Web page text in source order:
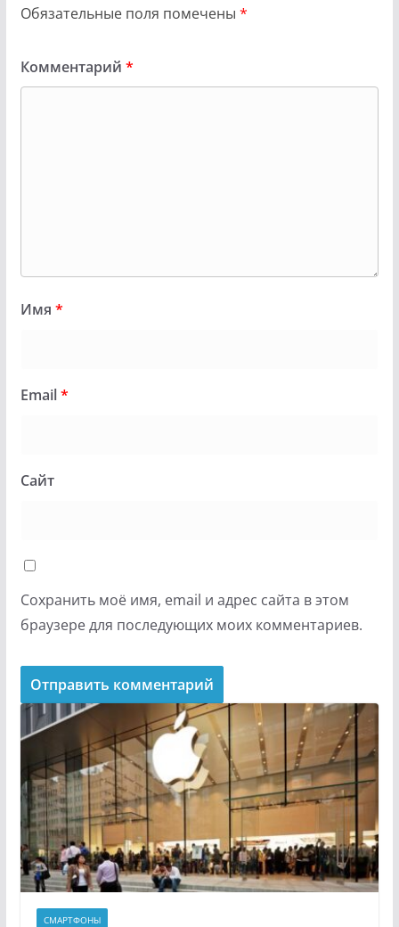
Обязательные поля помечены *
Комментарий *
Имя *
Email*
Сайт
Сохранить моё имя, email и адрес сайта в этом
браузере для последующих моих комментариев.
СМАРТФОНЫ